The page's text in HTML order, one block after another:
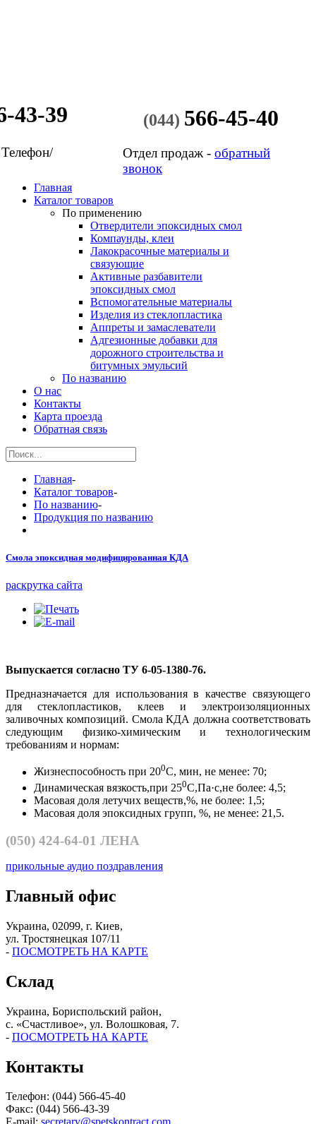
43-39 (044) 566-45-40
Отдел продаж - обратный
звонок
Главная
Каталог товаров
По применению
Отвердители эпоксидных смол
Компаунды, клеи
Лакокрасочные материалы и
связующие
Активные разбавители
эпоксидных смол
Вспомогательные материалы
Изделия из стеклопластика
Аппреты и замаслеватели
Адгезионные добавки для
дорожного строительства и
битумных эмульсий
По названию
О нас
Контакты
Карта проезда
Обратная связь
Главная-
Каталог товаров-
По названию-
Продукция по названию
Смола эпоксидная модифицированная КДА
раскрутка сайта
Выпускается согласно ТУ 6-05-1380-76.
Предназначается для использования в качестве связующего
для стеклопластиков, клеев и электроизоляционных
заливочных композиций. Смола КДА должна соответствовать
следующим физико-химическим и технологическим
требованиям и нормам:
Жизнеспособность при 200С, мин, не менее: 70;
Динамическая вязкость,при 250С,Па·с,не более: 4,5;
Масовая доля летучих веществ,%, не более: 1,5;
Масовая доля эпоксидных групп, %, не менее: 21,5.
(050) 424-64-01 ЛЕНА
прикольные аудио поздравления
Главный офис
Украина, 02099, г. Киев,
ул. Тростянецкая 107/11
- ПОСМОТРЕТЬ НА КАРТЕ
Склад
Украина, Бориспольский район,
с. «Счастливое», ул. Волошковая, 7.
- ПОСМОТРЕТЬ НА КАРТЕ
Контакты
Телефон: (044) 566-45-40
Факс: (044) 566-43-39